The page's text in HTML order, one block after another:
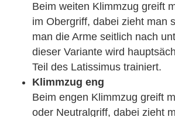
Beim weiten Klimmzug greift
im Obergriff, dabei zieht man
man die Arme seitlich nach
dieser Variante wird
Teil des Latissimus trainiert.
Klimmzug eng
Beim engen Klimmzug greift
oder Neutralgriff, dabei zieht